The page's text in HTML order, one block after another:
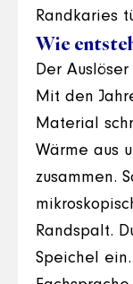
Randkaries
Wie
Der
Mit den
Material
Wärme aus
zusammen.
Randspalt.
Speichel